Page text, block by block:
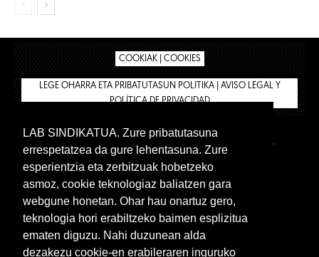
COOKIAK | COOKIES
LEGE OHARRA ETA PRIBATUTASUN POLITIKA | AVISO LEGAL Y
POLÍTICA DE PRIVACIDAD
BIZILAN.EUS
TIENDA
INTRANET 🔑
Euskera Castellano
LAB SINDIKATUA. Zure pribatutasuna
errespetatzea da gure lehentasuna. Zure
esperientzia eta zerbitzuak hobetzeko
asmoz, cookie teknologiaz baliatzen gara
webgune honetan. Ohar hau onartuz gero,
teknologia hori erabiltzeko baimen esplizitua
ematen diguzu. Nahi duzunean alda
dezakezu cookie-en erabileraren inguruko